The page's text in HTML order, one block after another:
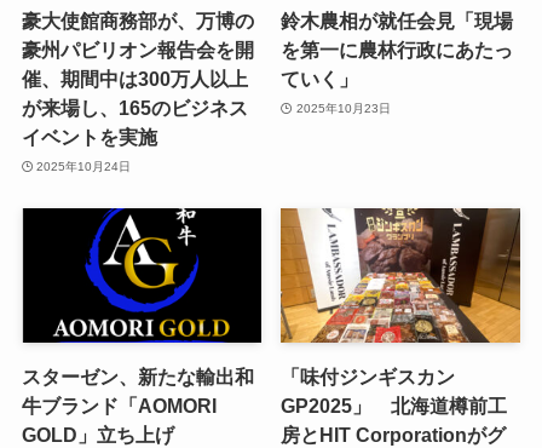
豪大使館商務部が、万博の
豪州パビリオン報告会を開
催、期間中は300万人以上
が来場し、165のビジネス
イベントを実施
2025年10月24日
鈴木農相が就任会見「現場
を第一に農林行政にあたっ
ていく」
2025年10月23日
スターゼン、新たな輸出和
牛ブランド「AOMORI
GOLD」立ち上げ
「味付ジンギスカン
GP2025」 北海道樽前工
房とHIT Corporationがグ